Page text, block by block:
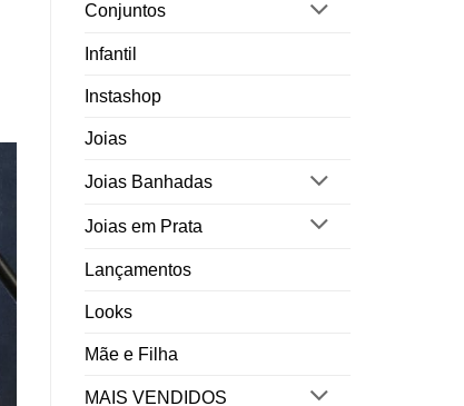
Conjuntos
Infantil
Instashop
Joias
Joias Banhadas
Joias em Prata
Lançamentos
Looks
Mãe e Filha
MAIS VENDIDOS